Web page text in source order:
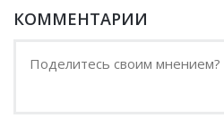
КОММЕНТАРИИ